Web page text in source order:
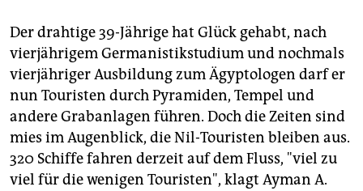
Der drahtige 39-Jährige hat Glück gehabt, nach
vierjährigem Germanistikstudium und nochmals
vierjähriger Ausbildung zum Ägyptologen darf er
nun Touristen durch Pyramiden, Tempel und
andere Grabanlagen führen. Doch die Zeiten sind
mies im Augenblick, die Nil-Touristen bleiben aus.
320 Schiffe fahren derzeit auf dem Fluss, "viel zu
viel für die wenigen Touristen", klagt Ayman A.